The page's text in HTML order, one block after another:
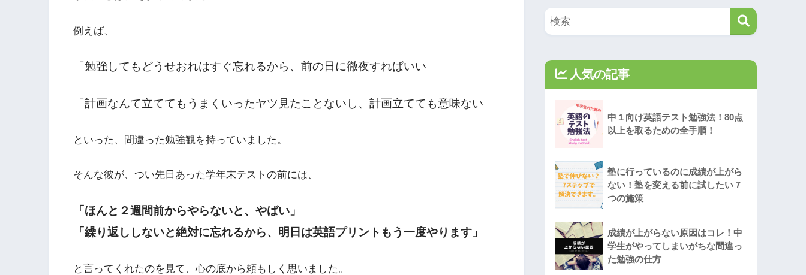
例えば、
「勉強してもどうせおれはすぐ忘れるから、前の日に徹夜すればいい」
「計画なんて立ててもうまくいったヤツ見たことないし、計画立てても意味ない」
といった、間違った勉強観を持っていました。
そんな彼が、つい先日あった学年末テストの前には、
「ほんと２週間前からやらないと、やばい」
「繰り返ししないと絶対に忘れるから、明日は英語プリントもう一度やります」
と言ってくれたのを見て、心の底から頼もしく思いました。
人気の記事
中１向け英語テスト勉強法！80点
以上を取るための全手順！
塾に行っているのに成績が上がら
ない！塾を変える前に試したい７
つの施策
成績が上がらない原因はコレ！中
学生がやってしまいがちな間違っ
た勉強の仕方